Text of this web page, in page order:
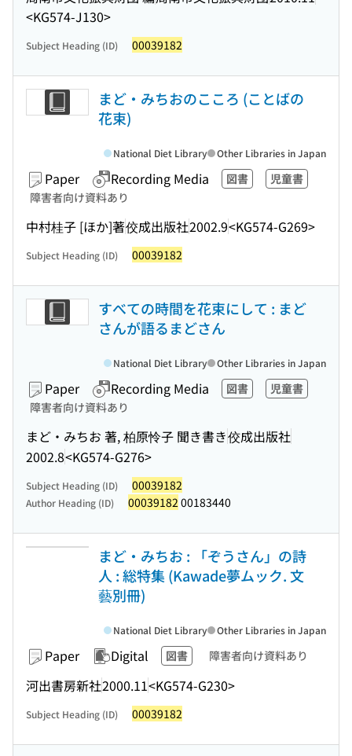
<KG574-J130>
Subject Heading (ID) 00039182
まど・みちおのこころ (ことばの
花束)
Paper Recording Media 図書
児童書
障害者向け資料あり
中村桂子 [ほか]著佼成出版社2002.9<KG574-G269>
National Diet Library Other Libraries in Japan
Subject Heading (ID) 00039182
すべての時間を花束にして : まど
さんが語るまどさん
Paper Recording Media 図書
児童書
障害者向け資料あり
まど・みちお 著, 柏原怜子 聞き書き佼成出版社
2002.8<KG574-G276>
National Diet Library Other Libraries in Japan
Subject Heading (ID) 00039182
Author Heading (ID) 00039182 00183440
まど・みちお : 「ぞうさん」の詩
人 : 総特集 (Kawade夢ムック. 文
藝別冊)
Paper Digital 図書 障害者向け資料あり
河出書房新社2000.11<KG574-G230>
National Diet Library Other Libraries in Japan
Subject Heading (ID) 00039182